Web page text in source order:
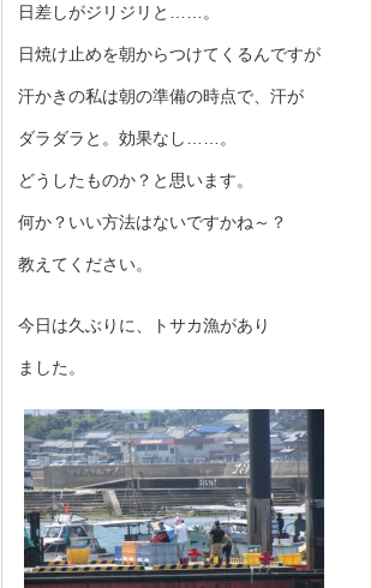
日差しがジリジリと……。
日焼け止めを朝からつけてくるんですが
汗かきの私は朝の準備の時点で、汗が
ダラダラと。効果なし……。
どうしたものか？と思います。
何か？いい方法はないですかね～？
教えてください。
今日は久ぶりに、トサカ漁があり
ました。